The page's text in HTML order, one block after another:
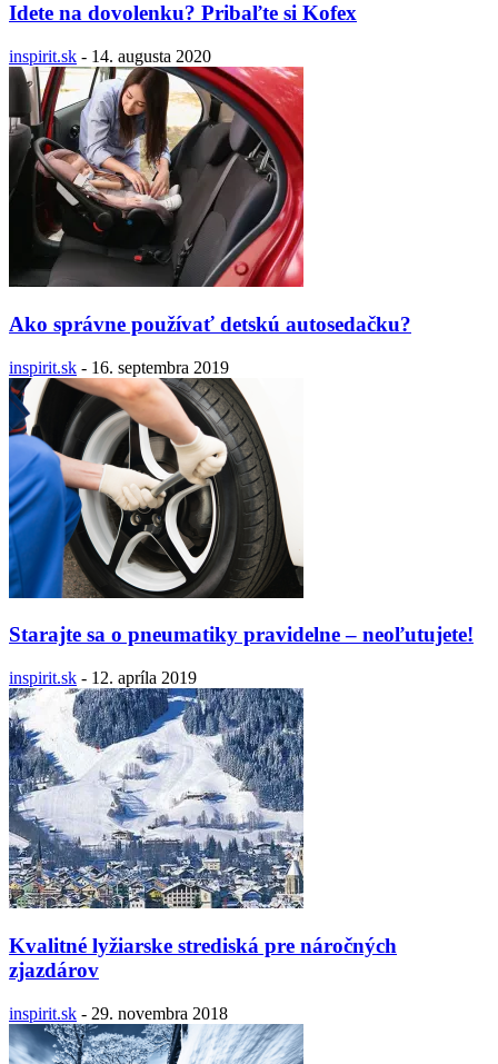
Idete na dovolenku? Pribaľte si Kofex
inspirit.sk - 14. augusta 2020
Ako správne používať detskú autosedačku?
inspirit.sk - 16. septembra 2019
Starajte sa o pneumatiky pravidelne – neoľutujete!
inspirit.sk - 12. apríla 2019
Kvalitné lyžiarske strediská pre náročných
zjazdárov
inspirit.sk - 29. novembra 2018